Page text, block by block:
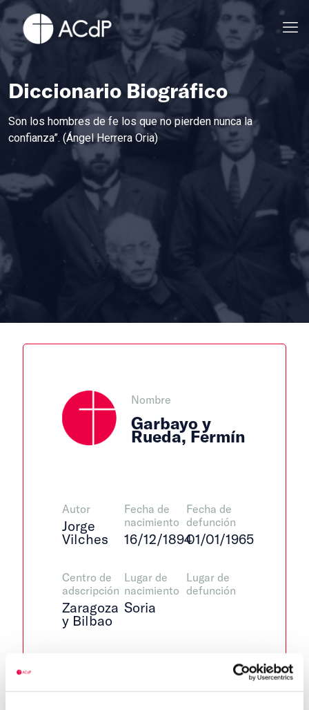
Diccionario Biográfico
Son los hombres de fe los que no pierden nunca la
confianza”. (Ángel Herrera Oria)
Nombre
Garbayo y
Rueda, Fermín
Autor
Jorge
Vilches
Centro de
adscripción
Zaragoza
y Bilbao
Fecha de
nacimiento
16/12/1894
Lugar de
nacimiento
Soria
Fecha de
defunción
01/01/1965
Lugar de
defunción